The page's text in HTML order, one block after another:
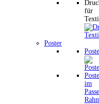
für
Poster
im